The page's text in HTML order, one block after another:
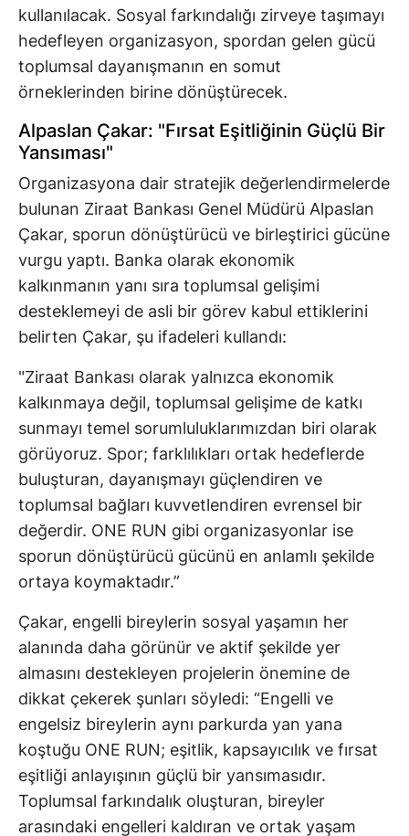
kullanılacak. Sosyal farkındalığı zirveye taşımayı
hedefleyen organizasyon, spordan gelen gücü
toplumsal dayanışmanın en somut
örneklerinden birine dönüştürecek.
Alpaslan Çakar: "Fırsat Eşitliğinin Güçlü Bir
Yansıması"
Organizasyona dair stratejik değerlendirmelerde
bulunan Ziraat Bankası Genel Müdürü Alpaslan
Çakar, sporun dönüştürücü ve birleştirici gücüne
vurgu yaptı. Banka olarak ekonomik
kalkınmanın yanı sıra toplumsal gelişimi
desteklemeyi de asli bir görev kabul ettiklerini
belirten Çakar, şu ifadeleri kullandı:
"Ziraat Bankası olarak yalnızca ekonomik
kalkınmaya değil, toplumsal gelişime de katkı
sunmayı temel sorumluluklarımızdan biri olarak
görüyoruz. Spor; farklılıkları ortak hedeflerde
buluşturan, dayanışmayı güçlendiren ve
toplumsal bağları kuvvetlendiren evrensel bir
değerdir. ONE RUN gibi organizasyonlar ise
sporun dönüştürücü gücünü en anlamlı şekilde
ortaya koymaktadır.”
Çakar, engelli bireylerin sosyal yaşamın her
alanında daha görünür ve aktif şekilde yer
almasını destekleyen projelerin önemine de
dikkat çekerek şunları söyledi: “Engelli ve
engelsiz bireylerin aynı parkurda yan yana
koştuğu ONE RUN; eşitlik, kapsayıcılık ve fırsat
eşitliği anlayışının güçlü bir yansımasıdır.
Toplumsal farkındalık oluşturan, bireyler
arasındaki engelleri kaldıran ve ortak yaşam